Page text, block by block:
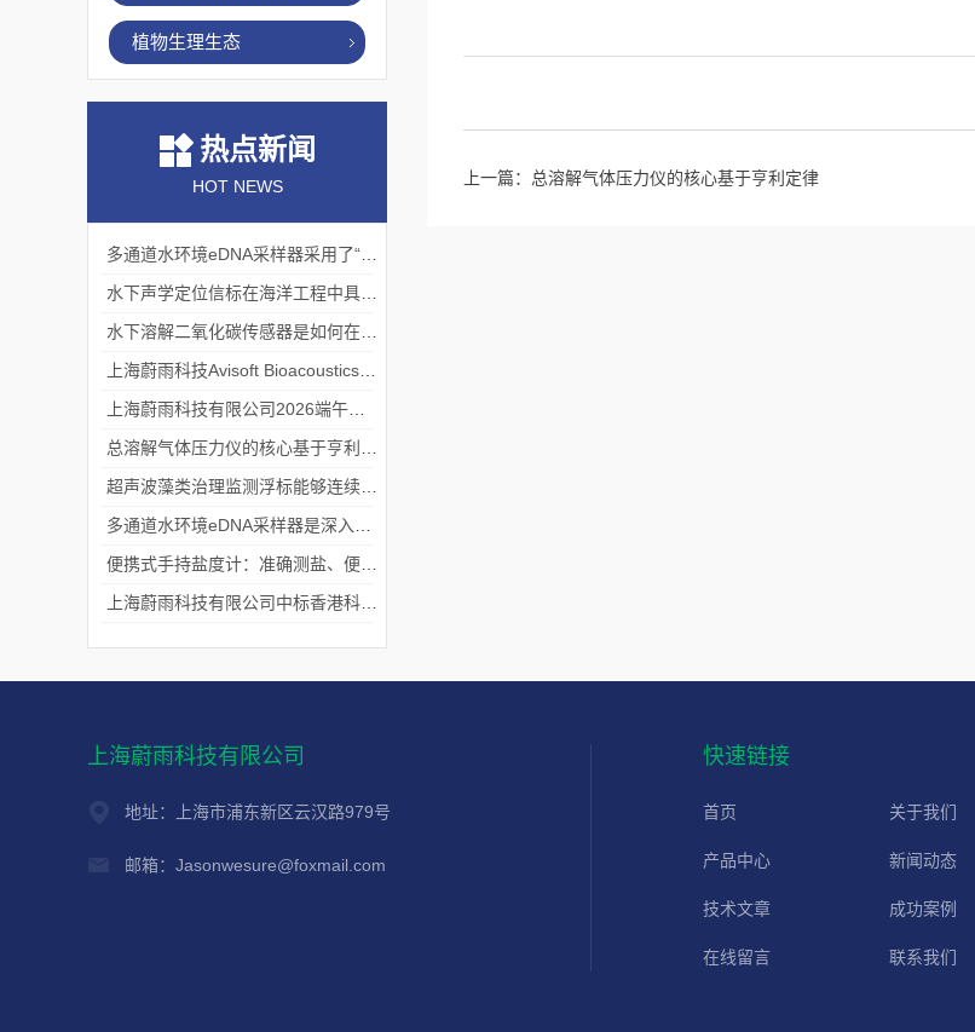
植物生理生态
热点新闻
HOT NEWS 上一篇： 总溶解气体压力仪的核心基于亨利定律
上海蔚雨科技有限公司
地址：上海市浦东新区云汉路979号
邮箱：Jasonwesure@foxmail.com
快速链接
首页 关于我们
产品中心 新闻动态
技术文章 成功案例
在线留言 联系我们